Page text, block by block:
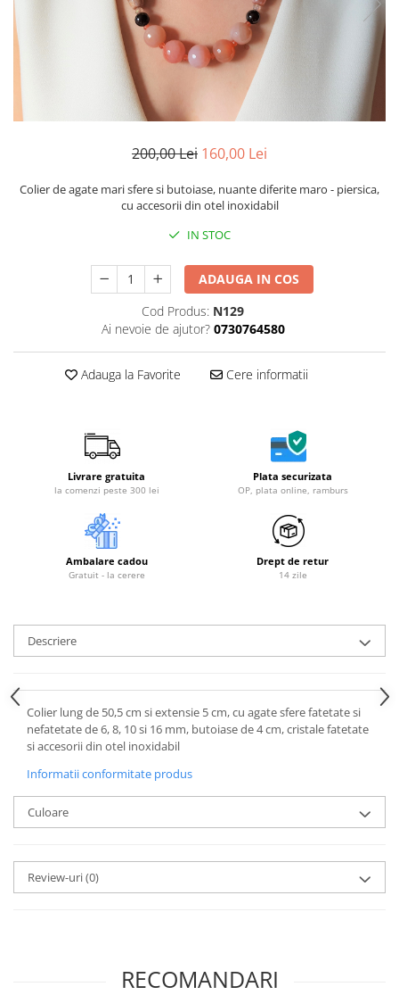
200,00 Lei 160,00 Lei
Colier de agate mari sfere si butoiase, nuante diferite maro - piersica,
cu accesorii din otel inoxidabil
IN STOC
ADAUGA IN COS
Cod Produs: N129
Ai nevoie de ajutor? 0730764580
Adauga la Favorite Cere informatii
Livrare gratuita
la comenzi peste 300 lei
Plata securizata
OP, plata online, ramburs
Ambalare cadou
Gratuit - la cerere
Drept de retur
14 zile
Descriere
Colier lung de 50,5 cm si extensie 5 cm, cu agate sfere fatetate si
nefatetate de 6, 8, 10 si 16 mm, butoiase de 4 cm, cristale fatetate
si accesorii din otel inoxidabil
Informatii conformitate produs
Culoare
Review-uri(0)
RECOMANDARI